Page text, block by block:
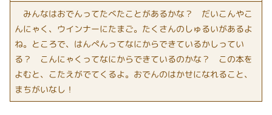
みんなはおでんってたべたことがあるかな？ だいこんやこ
んにゃく、ウインナーにたまご。たくさんのしゅるいがあるよ
ね。ところで、はんぺんってなにからできているかしってい
る？ こんにゃくってなにからできているのかな？ この本を
よむと、こたえがでてくるよ。おでんのはかせになれること、
まちがいなし！